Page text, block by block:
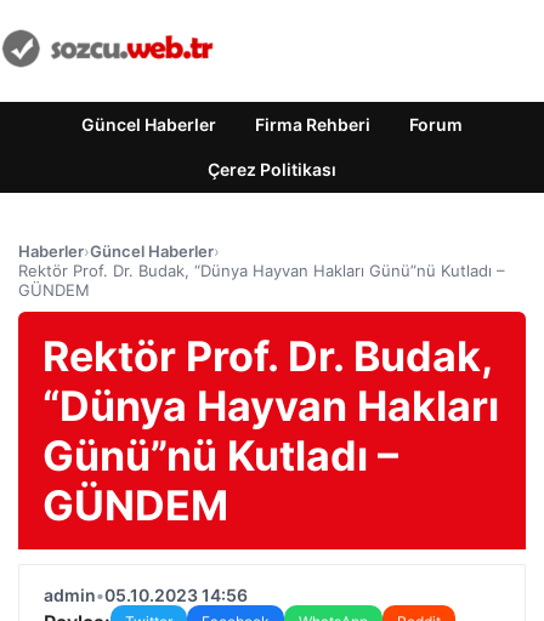
Güncel Haberler Firma Rehberi Forum
Çerez Politikası
Haberler›Güncel Haberler›
Rektör Prof. Dr. Budak, “Dünya Hayvan Hakları Günü”nü Kutladı –
GÜNDEM
Rektör Prof. Dr. Budak,
“Dünya Hayvan Hakları
Günü”nü Kutladı –
GÜNDEM
admin•05.10.2023 14:56